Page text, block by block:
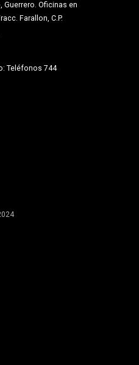
Guerrero. Oficinas en
Farallon, C.P.
Teléfonos 744